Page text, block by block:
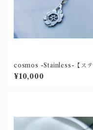
cosmos -Stainless-【ステ
レス製ネックレス】
¥10,000